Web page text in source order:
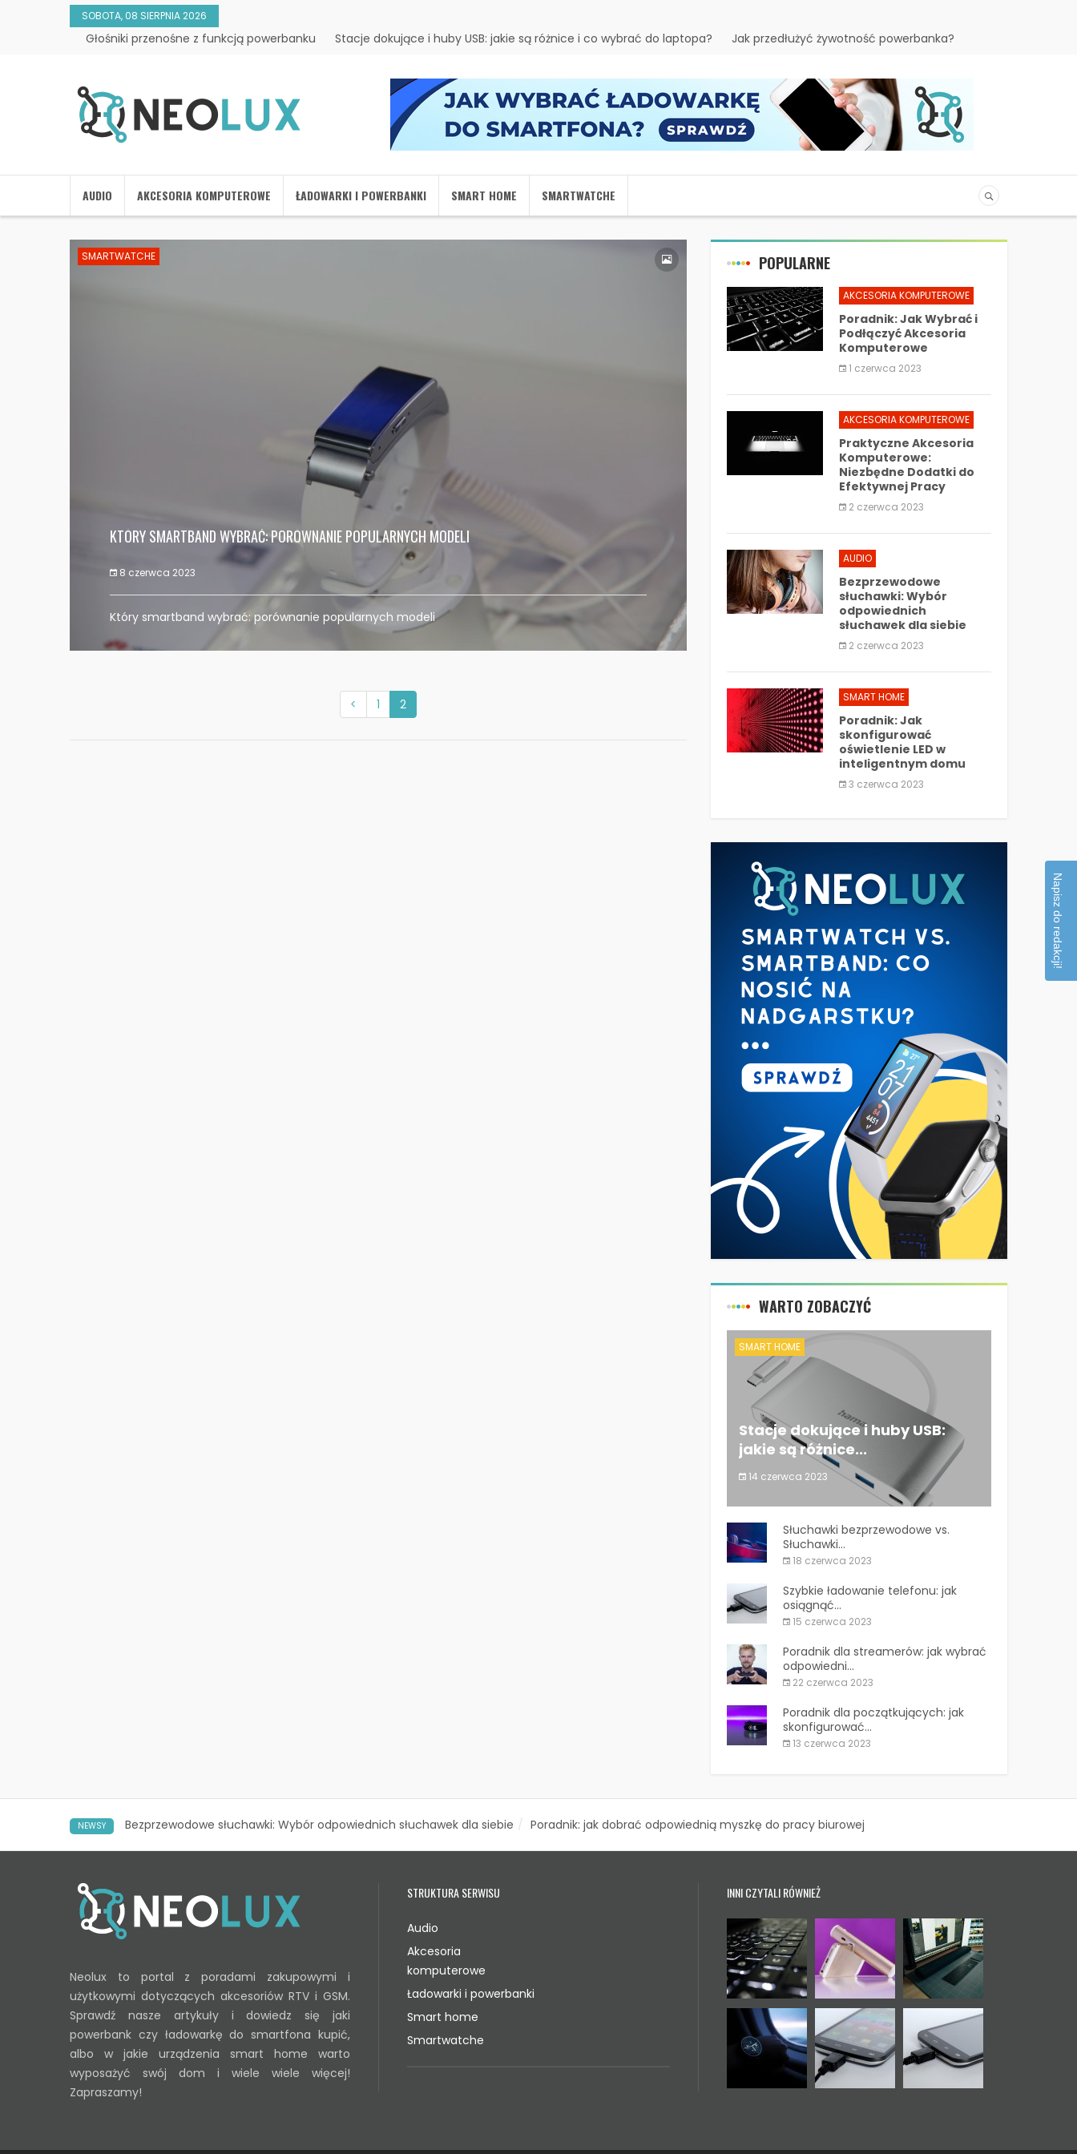
SOBOTA, 08 SIERPNIA 2026
Głośniki przenośne z funkcją powerbanku Stacje dokujące i huby USB: jakie są różnice i co wybrać do laptopa? Jak przedłużyć żywotność powerbanka?
AUDIO AKCESORIA KOMPUTEROWE ŁADOWARKI I POWERBANKI SMART HOME SMARTWATCHE
SMARTWATCHE
KTÓRY SMARTBAND WYBRAĆ: PORÓWNANIE POPULARNYCH MODELI
8 czerwca 2023
Który smartband wybrać: porównanie popularnych modeli
< 1 2
POPULARNE
AKCESORIA KOMPUTEROWE
Poradnik: Jak Wybrać i
Podłączyć Akcesoria
Komputerowe
1 czerwca 2023
AKCESORIA KOMPUTEROWE
Praktyczne Akcesoria
Komputerowe:
Niezbędne Dodatki do
Efektywnej Pracy
2 czerwca 2023
AUDIO
Bezprzewodowe
słuchawki: Wybór
odpowiednich
słuchawek dla siebie
2 czerwca 2023
SMART HOME
Poradnik: Jak
skonfigurować
oświetlenie LED w
inteligentnym domu
3 czerwca 2023
WARTO ZOBACZYĆ
SMART HOME
Stacje dokujące i huby USB:
jakie są różnice...
14 czerwca 2023
Stacje dokujące i huby USB: jakie są
Słuchawki bezprzewodowe vs.
Słuchawki...
18 czerwca 2023
Szybkie ładowanie telefonu: jak
osiągnąć...
15 czerwca 2023
Poradnik dla streamerów: jak wybrać
odpowiedni...
22 czerwca 2023
Poradnik dla początkujących: jak
skonfigurować...
13 czerwca 2023
NEWSY Bezprzewodowe słuchawki: Wybór odpowiednich słuchawek dla siebie Poradnik: jak dobrać odpowiednią myszkę do pracy biurowej
Neolux to portal z poradami zakupowymi i
użytkowymi dotyczących akcesoriów RTV i GSM.
Sprawdź nasze artykuły i dowiedz się jaki
powerbank czy ładowarkę do smartfona kupić,
albo w jakie urządzenia smart home warto
wyposażyć swój dom i wiele wiele więcej!
Zapraszamy!
STRUKTURA SERWISU
Audio
Akcesoria
komputerowe
Ładowarki i powerbanki
Smart home
Smartwatche
INNI CZYTALI RÓWNIEŻ
Napisz do redakcji!